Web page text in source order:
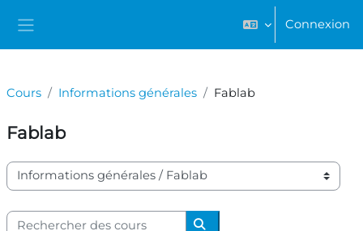
Connexion
Cours Informations générales Fablab
Fablab
Catégories de cours
Rechercher des cours